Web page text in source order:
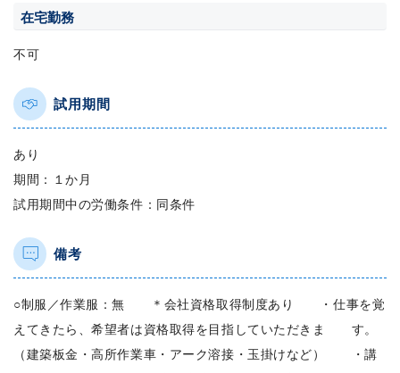
在宅勤務
不可
試用期間
あり
期間：１か月
試用期間中の労働条件：同条件
備考
○制服／作業服：無 ＊会社資格取得制度あり ・仕事を覚
えてきたら、希望者は資格取得を目指していただきま す。
（建築板金・高所作業車・アーク溶接・玉掛けなど） ・講